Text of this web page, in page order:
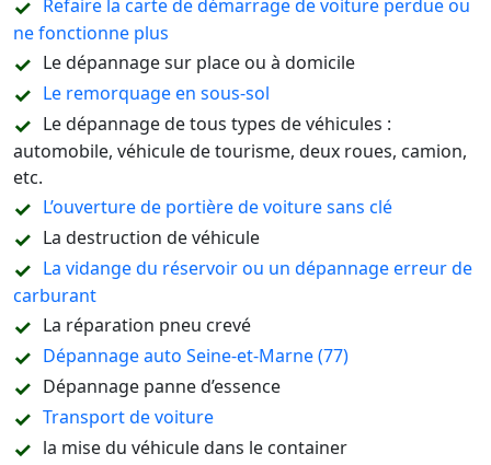
Refaire la carte de démarrage de voiture perdue ou
ne fonctionne plus
Le dépannage sur place ou à domicile
Le remorquage en sous-sol
Le dépannage de tous types de véhicules :
automobile, véhicule de tourisme, deux roues, camion,
etc.
L’ouverture de portière de voiture sans clé
La destruction de véhicule
La vidange du réservoir ou un dépannage erreur de
carburant
La réparation pneu crevé
Dépannage auto Seine-et-Marne (77)
Dépannage panne d’essence
Transport de voiture
la mise du véhicule dans le container